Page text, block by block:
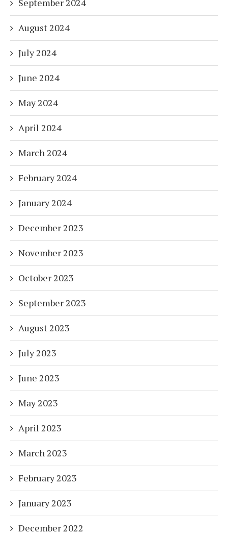
September 2024
August 2024
July 2024
June 2024
May 2024
April 2024
March 2024
February 2024
January 2024
December 2023
November 2023
October 2023
September 2023
August 2023
July 2023
June 2023
May 2023
April 2023
March 2023
February 2023
January 2023
December 2022